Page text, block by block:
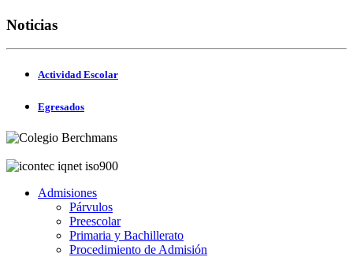
Noticias
Actividad Escolar
Egresados
Admisiones
Párvulos
Preescolar
Primaria y Bachillerato
Procedimiento de Admisión